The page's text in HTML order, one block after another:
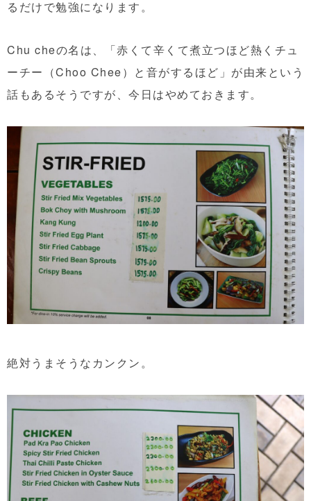
るだけで勉強になります。
Chu cheの名は、「赤くて辛くて煮立つほど熱くチュ
ーチー（Choo Chee）と音がするほど」が由来という
話もあるそうですが、今日はやめておきます。
絶対うまそうなカンクン。